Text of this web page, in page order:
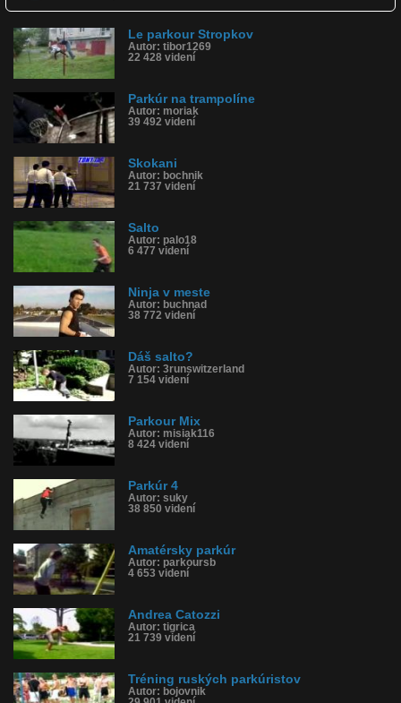
Tagy: parkour, parkúr, salto, premet
História sledovanosti videa:
Le parkour Stropkov
Autor: tibor1269
22 428 videní
Parkúr na trampolíne
Autor: moriak
39 492 videní
Skokani
Autor: bochnik
21 737 videní
Salto
Autor: palo18
6 477 videní
Ninja v meste
Autor: buchnad
38 772 videní
Dáš salto?
Autor: 3runswitzerland
7 154 videní
Parkour Mix
Autor: misiak116
8 424 videní
Parkúr 4
Autor: suky
38 850 videní
Amatérsky parkúr
Autor: parkoursb
4 653 videní
Andrea Catozzi
Autor: tigrica
21 739 videní
Tréning ruských parkúristov
Autor: bojovnik